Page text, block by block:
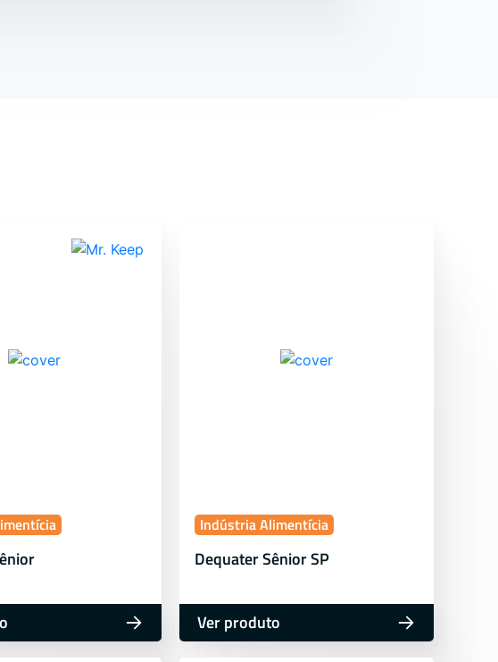
Indústria Alimentícia
Dequater Sênior SP
Ver produto